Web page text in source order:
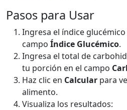
Pasos para Usar
Ingresa el índice
campo Índice Glucémico.
Ingresa el total de
tu porción en el campo
Haz clic en Calcular para
alimento.
Visualiza los resultados: